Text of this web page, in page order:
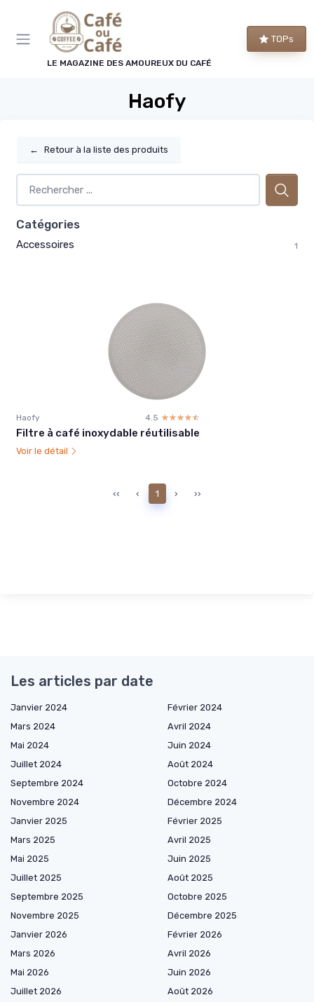
LE MAGAZINE DES AMOUREUX DU CAFÉ
TOPs
Haofy
← Retour à la liste des produits
Catégories
Accessoires 1
Haofy 4.5 ☆☆☆☆☆
★★★★★
Filtre à café inoxydable réutilisable
Voir le détail
‹‹ ‹ 1 › ››
Les articles par date
Janvier 2024
Février 2024
Mars 2024
Avril 2024
Mai 2024
Juin 2024
Juillet 2024
Août 2024
Septembre 2024
Octobre 2024
Novembre 2024
Décembre 2024
Janvier 2025
Février 2025
Mars 2025
Avril 2025
Mai 2025
Juin 2025
Juillet 2025
Août 2025
Septembre 2025
Octobre 2025
Novembre 2025
Décembre 2025
Janvier 2026
Février 2026
Mars 2026
Avril 2026
Mai 2026
Juin 2026
Juillet 2026
Août 2026
Panneau de gestion des cookies